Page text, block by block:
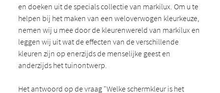
en doeken uit de specials collectie van markilux. Om u te
helpen bij het maken van een weloverwogen kleurkeuze,
nemen wij u mee door de kleurenwereld van markilux en
leggen wij uit wat de effecten van de verschillende
kleuren zijn op enerzijds de menselijke geest en
anderzijds het tuinontwerp.
Het antwoord op de vraag "Welke schermkleur is het